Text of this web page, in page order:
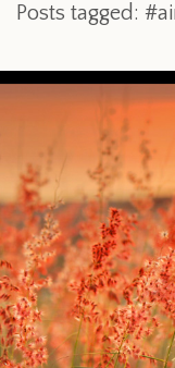
Posts tagged: